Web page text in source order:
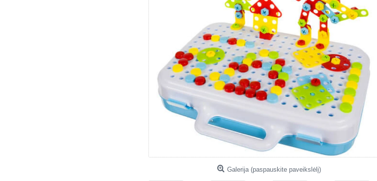
Galerija (paspauskite paveikslėlį)